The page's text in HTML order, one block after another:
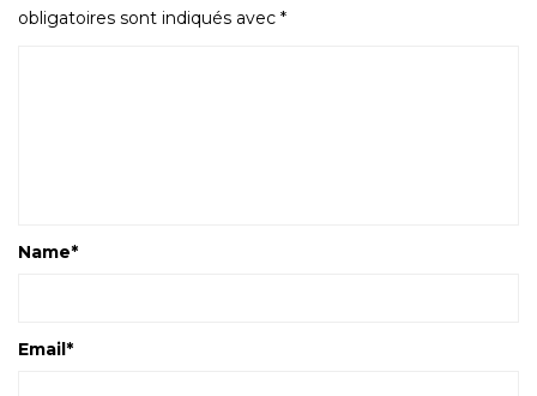
obligatoires sont indiqués avec *
Name*
Email*